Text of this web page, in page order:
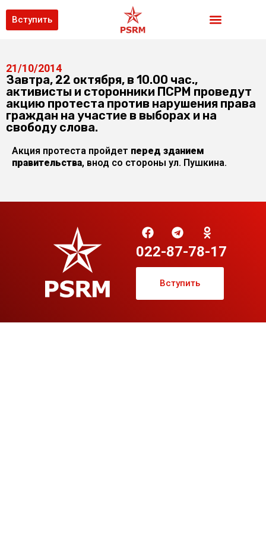
Вступить
21/10/2014
Завтра, 22 октября, в 10.00 час.,
активисты и сторонники ПСРМ проведут
акцию протеста против нарушения права
граждан на участие в выборах и на
свободу слова.
Акция протеста пройдет перед зданием
правительства, внод со стороны ул. Пушкина.
022-87-78-17
Вступить